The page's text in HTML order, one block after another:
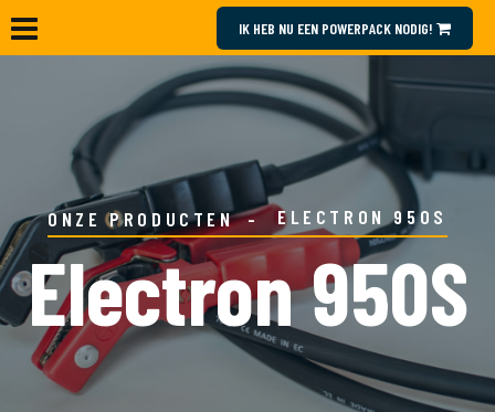
IK HEB NU EEN POWERPACK NODIG!
ONZE PRODUCTEN ELECTRON 950S
Electron 950S